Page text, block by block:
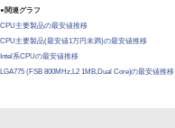
●関連グラフ
CPU主要製品の最安値推移
CPU主要製品(最安値1万円未満)の最安値推移
Intel系CPUの最安値推移
LGA775 (FSB 800MHz,L2 1MB,Dual Core)の最安値推移